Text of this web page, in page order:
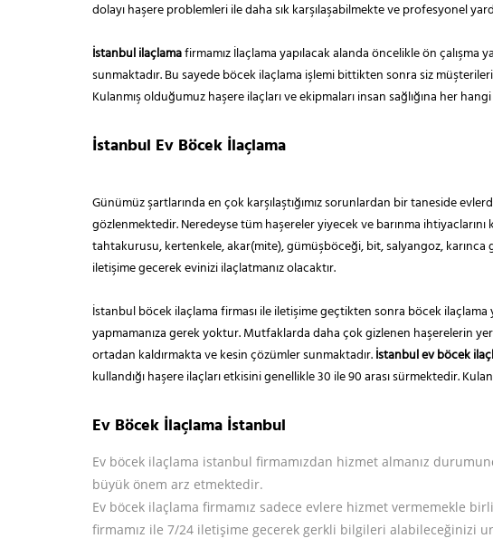
dolayı haşere problemleri ile daha sık karşılaşabilmekte ve profesyonel
İstanbul ilaçlamafirmamız İlaçlama yapılacak alanda öncelikle ön
sunmaktadır. Bu sayede böcek ilaçlama işlemi bittikten sonra siz
Kulanmış olduğumuz haşere ilaçları ve ekipmaları insan sağlığına her
İstanbul Ev Böcek İlaçlama
Günümüz şartlarında en çok karşılaştığımız sorunlardan bir taneside
gözlenmektedir. Neredeyse tüm haşereler yiyecek ve barınma
tahtakurusu, kertenkele, akar(mite), gümüşböceği, bit, salyangoz,
iletişime gecerek evinizi ilaçlatmanız olacaktır.
İstanbul böcek ilaçlama firması ile iletişime geçtikten sonra böcek
yapmamanıza gerek yoktur. Mutfaklarda daha çok gizlenen haşerelerin
ortadan kaldırmakta ve kesin çözümler sunmaktadır.İstanbul ev böcek
kullandığı haşere ilaçları etkisini genellikle 30 ile 90 arası sürmektedir.
Ev Böcek İlaçlama İstanbul
Ev böcek ilaçlama istanbul firmamızdan hizmet almanız
büyük önem arz etmektedir.
Ev böcek ilaçlama firmamız sadece evlere hizmet vermemekle
firmamız ile 7/24 iletişime gecerek gerkli bilgileri alabileceğinizi